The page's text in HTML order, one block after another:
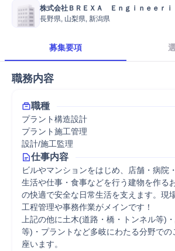
株式会社ＢＲＥＸＡ　Ｅｎｇｉｎｅｅｒｉ
長野県, 山梨県, 新潟県
募集要項
職務内容
職種
プラント構造設計
プラント施工管理
設計/施工監理
仕事内容
ビルやマンションをはじめ、店舗・病院
生活や仕事・食事などを行う建物を作る
の快適で安全な日常生活を支えます。現
工程管理や事務作業がメインです！
上記の他に土木(道路・橋・トンネル等)
等)・プラントなど多岐にわたる分野での
座います。